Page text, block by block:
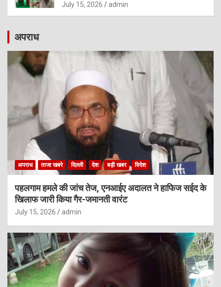
July 15, 2026 admin
अपराध
अपराध ताजा खबरे दिल्ली देश बड़ी खबर विदेश
पहलगाम हमले की जांच तेज, एनआईए अदालत ने हाफिज सईद के
खिलाफ जारी किया गैर-जमानती वारंट
July 15, 2026 admin